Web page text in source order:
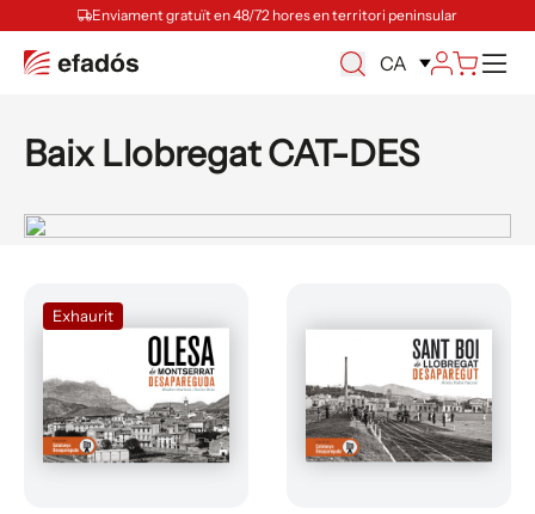
Enviament gratuït en 48/72 hores en territori peninsular
CA
Baix Llobregat CAT-DES
Exhaurit